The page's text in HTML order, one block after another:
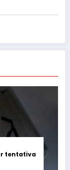
tentativa